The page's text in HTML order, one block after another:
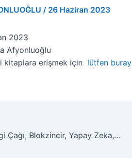
/ 26 Haziran 2023
2023
Afyonluoğlu
kitaplara erişmek için lütfen
2023 yılı WEF Raporları: Bilgi Çağı, Blokzincir, Yapay Zeka, …